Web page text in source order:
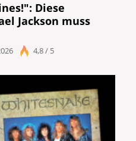
Diese
Jackson muss
4,8 / 5